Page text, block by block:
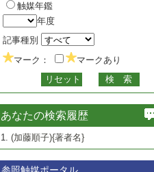
触媒年鑑
年度
記事種別
マーク：
マークあり
あなたの検索履歴
1. (加藤順子){著者名}